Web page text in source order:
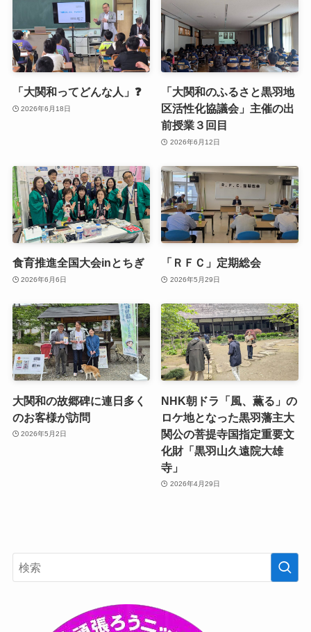
「大関和ってどんな人」❓
2026年6月18日
「大関和のふるさと黒羽地
区活性化協議会」主催の出
前授業３回目
2026年6月12日
食育推進全国大会inとちぎ
2026年6月6日
「ＲＦＣ」定期総会
2026年5月29日
大関和の故郷碑に連日多く
のお客様が訪問
2026年5月2日
NHK朝ドラ「風、薫る」の
ロケ地となった黒羽藩主大
関公の菩提寺国指定重要文
化財「黒羽山久遠院大雄
寺」
2026年4月29日